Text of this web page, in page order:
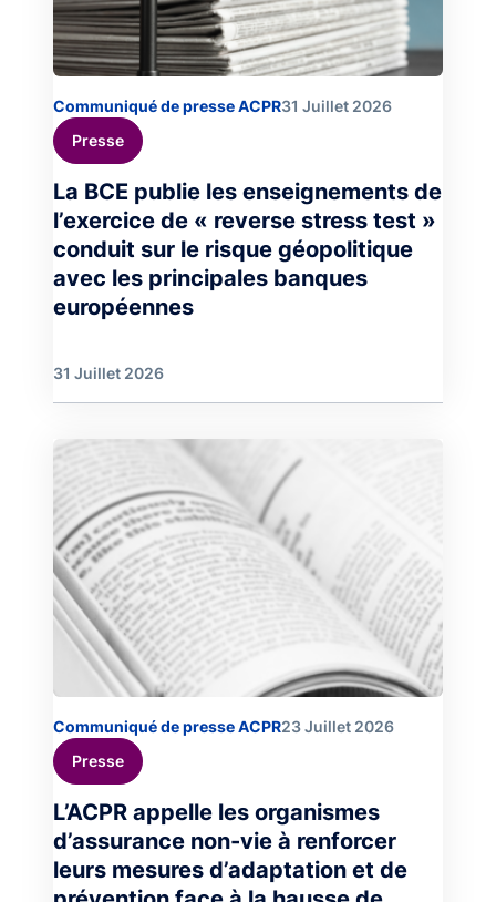
Communiqué de presse ACPR31 Juillet 2026
Presse
La BCE publie les enseignements de
l’exercice de « reverse stress test »
conduit sur le risque géopolitique
avec les principales banques
européennes
31 Juillet 2026
Image
Communiqué de presse ACPR23 Juillet 2026
Presse
L’ACPR appelle les organismes
d’assurance non-vie à renforcer
leurs mesures d’adaptation et de